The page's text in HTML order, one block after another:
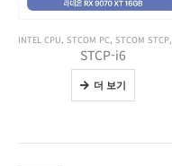
INTEL CPU, STCOM PC, STCOM STCP,
STCP-i6
더 보기